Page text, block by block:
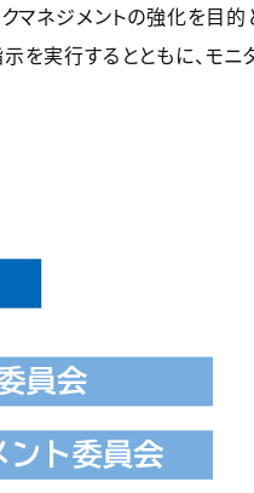
ネジメントの強化を目的
実行するとともに、モニ